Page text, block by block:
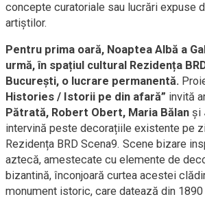
concepte curatoriale sau lucrări expuse
artiștilor.
Pentru prima oară, Noaptea Albă a
urmă, în spațiul cultural Rezidența
București, o lucrare permanentă.
Histories / Istorii pe din afară” invită
Pătrată, Robert Obert, Maria Bălan și
intervină peste decorațiile existente pe
Rezidența BRD Scena9. Scene bizare
aztecă, amestecate cu elemente de
bizantină, înconjoară curtea acestei
monument istoric, care datează din